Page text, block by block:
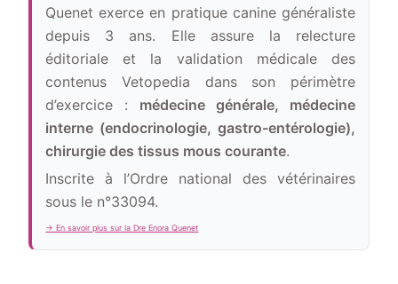
Quenet exerce en pratique canine généraliste
depuis 3 ans. Elle assure la relecture
éditoriale et la validation médicale des
contenus Vetopedia dans son périmètre
d’exercice : médecine générale, médecine
interne (endocrinologie, gastro-entérologie),
chirurgie des tissus mous courante.
Inscrite à l’Ordre national des vétérinaires
sous le n°33094.
→ En savoir plus sur la Dre Enora Quenet